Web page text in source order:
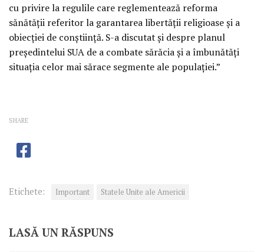
cu privire la regulile care reglementează reforma
sănătăţii referitor la garantarea libertăţii religioase şi a
obiecţiei de conştiinţă. S-a discutat şi despre planul
preşedintelui SUA de a combate sărăcia şi a îmbunătăţi
situaţia celor mai sărace segmente ale populaţiei.”
SHARE
Etichete: Important Statele Unite ale Americii
LASĂ UN RĂSPUNS